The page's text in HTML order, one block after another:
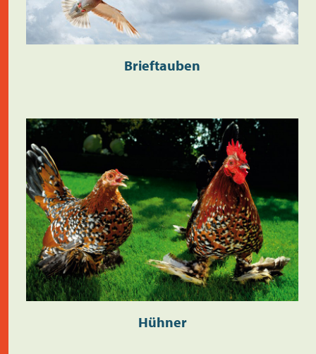
Brieftauben
Hühner